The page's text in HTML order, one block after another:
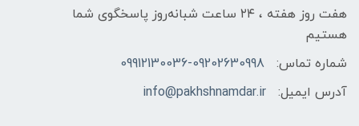
هفت روز هفته ، ۲۴ ساعت شبانه‌روز پاسخگوی شما
هستیم
شماره تماس:
09912130036-09202630998
آدرس ایمیل:
info@pakhshnamdar.ir